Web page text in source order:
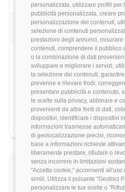
personalizzata, utilizzare profili per
pubblicità personalizzata, creare
personalizzazione dei contenuti,
selezione di contenuti
prestazioni degli annunci, misurare
contenuti, comprendere il pubblico
o la combinazione di dati
sviluppare e migliorare i servizi,
la selezione dei contenuti, garantire
prevenire e rilevare frodi,
presentare pubblicità e contenuto,
le scelte sulla privacy, abbinare e
provenienti da altre fonti di dati,
dispositivi, identificare i dispositivi
informazioni trasmesse
di geolocalizzazione precisi,
base a informazioni richieste
liberamente prestare, rifiutare o
senza incorrere in limitazioni
"Accetta cookie," acconsenti all'uso
simili. Utilizza il pulsante "Gestisci
personalizzare le tue scelte o
Benefits & Compensi
Buoni Pasto
Stock Options
Bonus Annuale
Bonus alla Firma
Valutazione dettagliata
questo utente